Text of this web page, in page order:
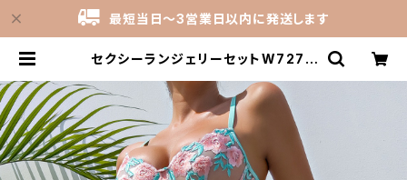
最短当日～3営業日以内に発送します
セクシーランジェリーセットW727 |
問屋 | カインドライム